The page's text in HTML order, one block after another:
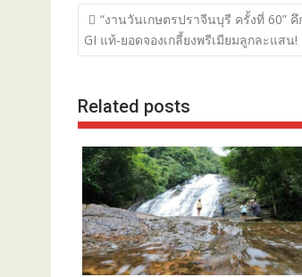
แนะแนว
เรื่อง
“งานวันเกษตรปราจีนบุรี ครั้งที่ 60”
GI แท้-ยอดจองเกลี้ยงพรีเมียมลูกละแสน!
Related posts